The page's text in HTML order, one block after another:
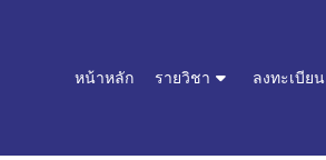
หน้าหลัก รายวิชา ลงทะเบียน